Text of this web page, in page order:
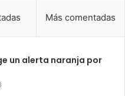
Más comentadas
un alerta naranja por